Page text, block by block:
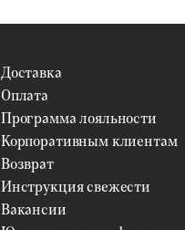
Доставка
Оплата
Программа лояльности
Корпоративным клиентам
Возврат
Инструкция свежести
Вакансии